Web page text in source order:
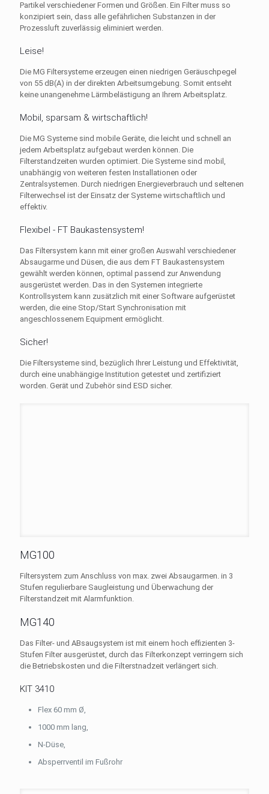
Partikel verschiedener Formen und Größen. Ein Filter muss so
konzipiert sein, dass alle gefährlichen Substanzen in der
Prozessluft zuverlässig eliminiert werden.
Leise!
Die MG Filtersysteme erzeugen einen niedrigen Geräuschpegel
von 55 dB(A) in der direkten Arbeitsumgebung. Somit entseht
keine unangenehme Lärmbelästigung an Ihrem Arbeitsplatz.
Mobil, sparsam & wirtschaftlich!
Die MG Systeme sind mobile Geräte, die leicht und schnell an
jedem Arbeitsplatz aufgebaut werden können. Die
Filterstandzeiten wurden optimiert. Die Systeme sind mobil,
unabhängig von weiteren festen Installationen oder
Zentralsystemen. Durch niedrigen Energieverbrauch und seltenen
Filterwechsel ist der Einsatz der Systeme wirtschaftlich und
effektiv.
Flexibel - FT Baukastensystem!
Das Filtersystem kann mit einer großen Auswahl verschiedener
Absaugarme und Düsen, die aus dem FT Baukastensystem
gewählt werden können, optimal passend zur Anwendung
ausgerüstet werden. Das in den Systemen integrierte
Kontrollsystem kann zusätzlich mit einer Software aufgerüstet
werden, die eine Stop/Start Synchronisation mit
angeschlossenem Equipment ermöglicht.
Sicher!
Die Filtersysteme sind, bezüglich Ihrer Leistung und Effektivität,
durch eine unabhängige Institution getestet und zertifiziert
worden. Gerät und Zubehör sind ESD sicher.
MG100
Filtersystem zum Anschluss von max. zwei Absaugarmen. in 3
Stufen regulierbare Saugleistung und Überwachung der
Filterstandzeit mit Alarmfunktion.
MG140
Das Filter- und ABsaugsystem ist mit einem hoch effizienten 3-
Stufen Filter ausgerüstet, durch das Filterkonzept verringern sich
die Betriebskosten und die Filterstnadzeit verlängert sich.
KIT 3410
Flex 60 mm Ø,
1000 mm lang,
N-Düse,
Absperrventil im Fußrohr